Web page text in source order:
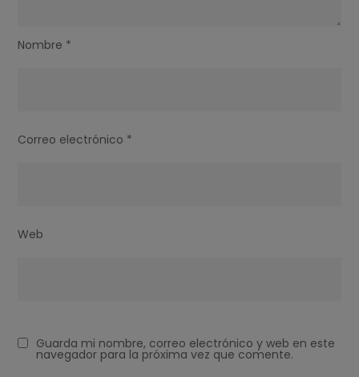
Nombre *
Correo electrónico *
Web
Guarda mi nombre, correo electrónico y web en este
navegador para la próxima vez que comente.